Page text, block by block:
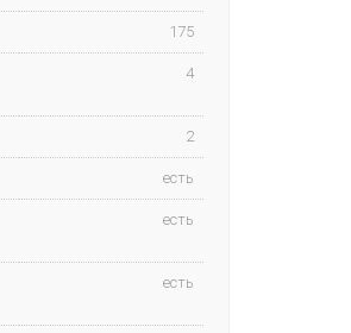
175
4
2
есть
есть
есть